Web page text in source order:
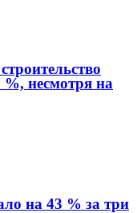
%, несмотря на
на 43 % за три